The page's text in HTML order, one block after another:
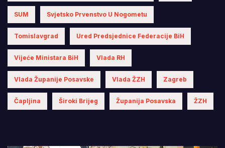
SUM Svjetsko Prvenstvo U Nogometu
Tomislavgrad Ured Predsjednice Federacije BiH
Vijeće Ministara BiH Vlada RH
Vlada Županije Posavske Vlada ŽZH Zagreb
Čapljina Široki Brijeg Županija Posavska ŽZH